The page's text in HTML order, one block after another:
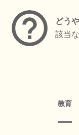
どう
該当
教育